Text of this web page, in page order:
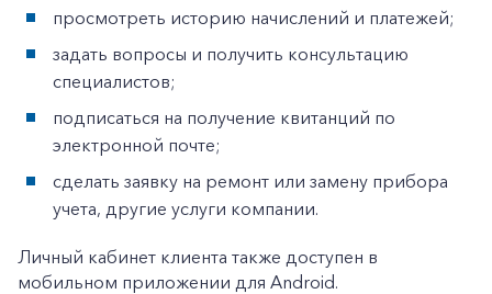
+7-800-700-24-57
Частным клиентам
просмотреть историю начислений и платежей;
задать вопросы и получить консультацию
специалистов;
подписаться на получение квитанций по
электронной почте;
сделать заявку на ремонт или замену прибора
учета, другие услуги компании.
Личный кабинет клиента также доступен в
мобильном приложении для Android.